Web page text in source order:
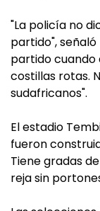
"La policía no
partido",
partido cuando
costillas rotas.
sudafricanos".
El estadio
fueron
Tiene gradas
reja sin